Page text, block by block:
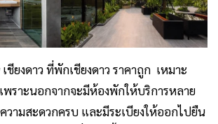
ชียงดาวที่พักเชียงดาว ราคาถูก เหมาะ
ราะนอกจากจะมีห้องพักให้บริการหลาย
วามสะดวกครบ และมีระเบียงให้ออกไปยืน